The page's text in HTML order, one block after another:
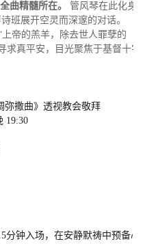
全曲精髓所在。
管风琴在此化身
班展开空灵而深邃的对话。
上帝的羔羊，除去世人罪孽的
真平安，目光聚焦于基督十字
弥撒曲》透视教会敬拜
19:30
分钟入场，在安静默祷中预备心